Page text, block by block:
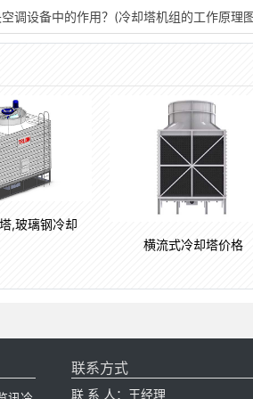
调设备中的作用？(冷却塔机组的工作原理
,玻璃钢冷却
横流式冷却塔价格
联系方式
联 系 人：王经理